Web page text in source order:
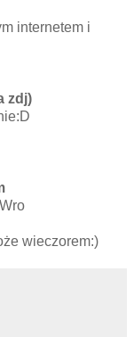
internetem i
zdj)
wieczorem:)